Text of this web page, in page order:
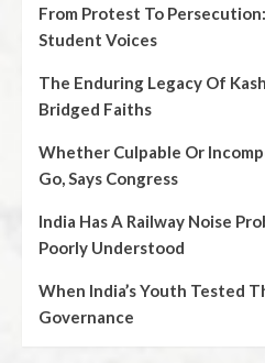
From Protest To
Student Voices
The Enduring Legacy Of
Bridged Faiths
Whether Culpable Or
Go, Says Congress
India Has A Railway Noise
Poorly Understood
When India’s Youth Tested
Governance